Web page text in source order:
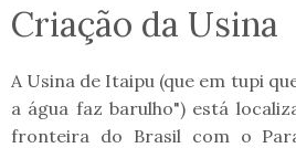
Criação da Usina
A Usina de Itaipu (que em tupi
a água faz barulho") está
fronteira do Brasil com o